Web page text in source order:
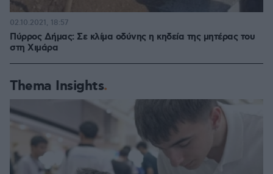
Πύρρος Δήμας: Σε κλίμα οδύνης η κηδεία της μητέρας του
στη Χιμάρα
02.10.2021, 18:57
Thema Insights